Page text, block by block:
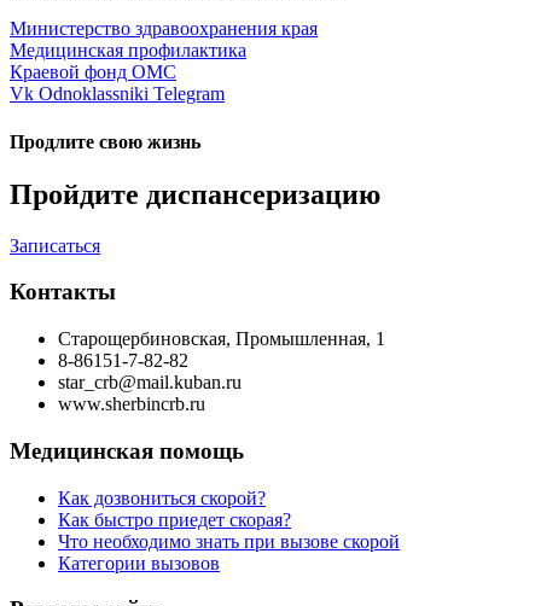
Министерство здравоохранения края
Медицинская профилактика
Краевой фонд ОМС
Vk Odnoklassniki Telegram
Продлите свою жизнь
Пройдите диспансеризацию
Записаться
Контакты
Старощербиновская, Промышленная, 1
8-86151-7-82-82
star_crb@mail.kuban.ru
www.sherbincrb.ru
Медицинская помощь
Как дозвониться скорой?
Как быстро приедет скорая?
Что необходимо знать при вызове скорой
Категории вызовов